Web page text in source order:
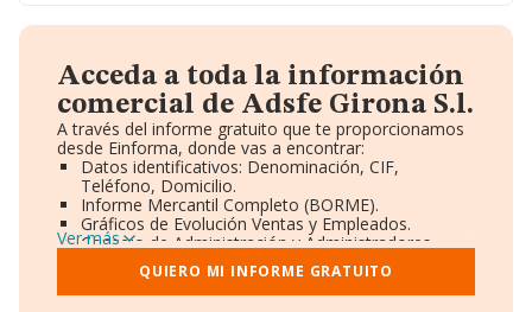
Acceda a toda la información
comercial de Adsfe Girona S.l.
A través del informe gratuito que te proporcionamos
desde Einforma, donde vas a encontrar:
Datos identificativos: Denominación, CIF,
Teléfono, Domicilio.
Informe Mercantil Completo (BORME).
Gráficos de Evolución Ventas y Empleados.
Consejo de Administración y Administradores.
Directivos y Ejecutivos.
Accionistas.
Participaciones y Vinculaciones en otras empresas.
Ver más
QUIERO MI INFORME GRATUITO